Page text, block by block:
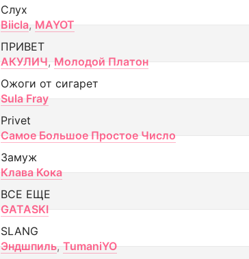
Слух
Biicla, MAYOT
ПРИВЕТ
АКУЛИЧ, Молодой Платон
Ожоги от сигарет
Sula Fray
Privet
Самое Большое Простое Число
Замуж
Клава Кока
ВСЕ ЕЩЕ
GATASKI
SLANG
Эндшпиль, TumaniYO